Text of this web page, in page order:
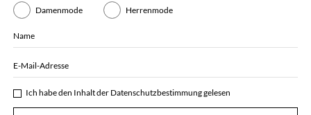
Damenmode Herrenmode
Name
E-Mail-Adresse
Ich habe den Inhalt der Datenschutzbestimmunggelesen